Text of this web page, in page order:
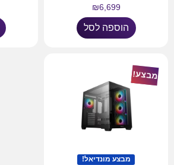
₪6,699
הוספה לסל
מבצע!
מבצע מונדיאל!